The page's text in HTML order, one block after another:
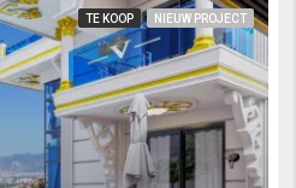
TE KOOP NIEUW PROJECT